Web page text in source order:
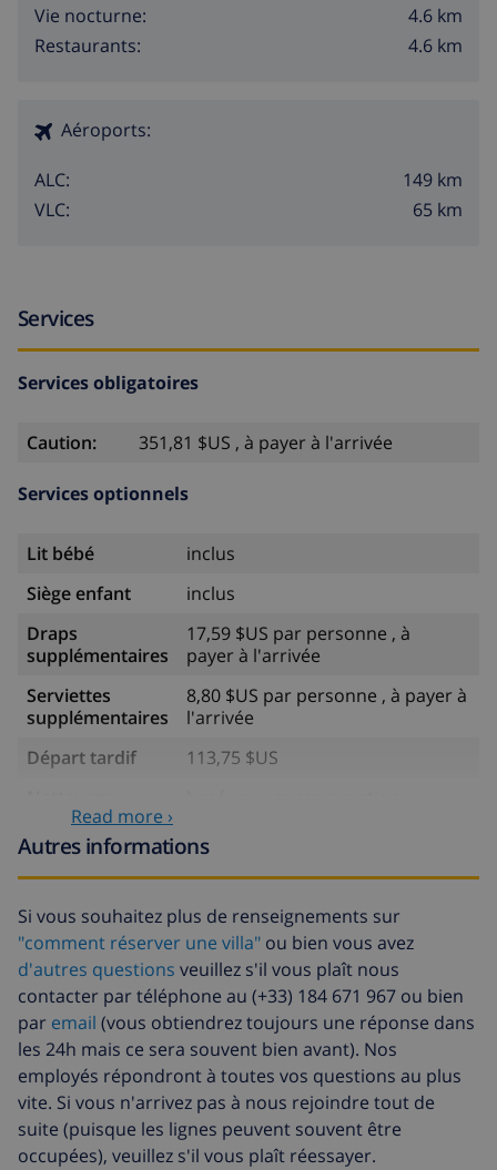
Vie nocturne:
4.6 km
Restaurants:
4.6 km
Aéroports:
ALC:
149 km
VLC:
65 km
Services
Services obligatoires
Caution: 351,81 $US , à payer à l'arrivée
Services optionnels
Lit bébé
inclus
Siège enfant
inclus
Draps
supplémentaires
17,59 $US par personne , à
payer à l'arrivée
Serviettes
supplémentaires
8,80 $US par personne , à payer à
l'arrivée
Départ tardif
113,75 $US
supplémentaire
Fonds
d'annulation:
4.80% du montant total
Read more ›
Autres informations
Si vous souhaitez plus de renseignements sur
"comment réserver une villa" ou bien vous avez
d'autres questions veuillez s'il vous plaît nous
contacter par téléphone au (+33) 184 671 967 ou bien
par email (vous obtiendrez toujours une réponse dans
les 24h mais ce sera souvent bien avant). Nos
employés répondront à toutes vos questions au plus
vite. Si vous n'arrivez pas à nous rejoindre tout de
suite (puisque les lignes peuvent souvent être
occupées), veuillez s'il vous plaît réessayer.